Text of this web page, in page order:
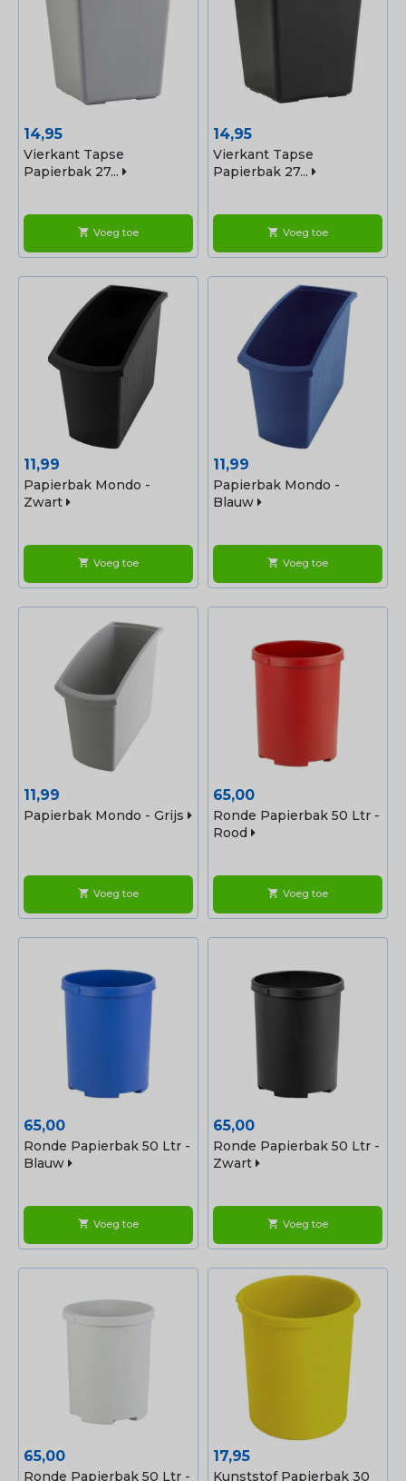
Prijs
14,95
Vierkant Tapse
Papierbak 27...
shopping_cart Voeg toe
Prijs
14,95
Vierkant Tapse
Papierbak 27...
shopping_cart Voeg toe
Prijs
11,99
Papierbak Mondo -
Zwart
shopping_cart Voeg toe
Prijs
11,99
Papierbak Mondo -
Blauw
shopping_cart Voeg toe
Prijs
11,99
Papierbak Mondo - Grijs
shopping_cart Voeg toe
Prijs
65,00
Ronde Papierbak 50 Ltr -
Rood
shopping_cart Voeg toe
Prijs
65,00
Ronde Papierbak 50 Ltr -
Blauw
shopping_cart Voeg toe
Prijs
65,00
Ronde Papierbak 50 Ltr -
Zwart
shopping_cart Voeg toe
Prijs
65,00
Ronde Papierbak 50 Ltr -
Prijs
17,95
Kunststof Papierbak 30